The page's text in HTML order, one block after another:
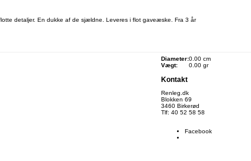
detaljer. En dukke af de sjældne. Leveres i flot gaveæske. Fra 3 år
Diameter:0.00 cm
Vægt:
0.00 gr
Kontakt
Renleg.dk
Blokken 69
3460 Birkerød
Tlf: 40 52 58 58
Facebook